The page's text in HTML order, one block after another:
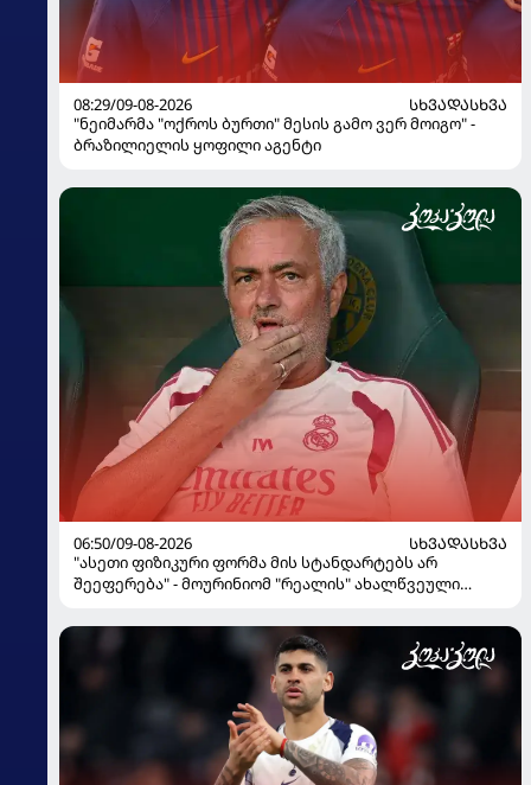
08:29/09-08-2026
ᲡᲮᲕᲐᲓᲐᲡᲮᲕᲐ
"ნეიმარმა "ოქროს ბურთი" მესის გამო ვერ მოიგო" -
ბრაზილიელის ყოფილი აგენტი
06:50/09-08-2026
ᲡᲮᲕᲐᲓᲐᲡᲮᲕᲐ
"ასეთი ფიზიკური ფორმა მის სტანდარტებს არ
შეეფერება" - მოურინიომ "რეალის" ახალწვეული